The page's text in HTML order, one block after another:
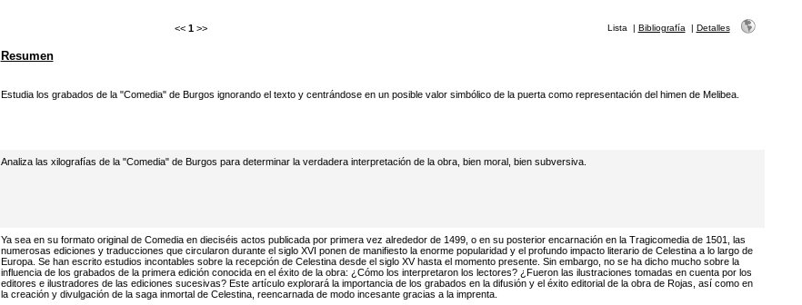
<< 1 >> Lista | Bibliografía | Detalles
Resumen
Estudia los grabados de la "Comedia" de Burgos ignorando el texto y centrándose en un posible valor simbólico de la puerta como representación del himen de Melibea.
Analiza las xilografías de la "Comedia" de Burgos para determinar la verdadera interpretación de la obra, bien moral, bien subversiva.
Ya sea en su formato original de Comedia en dieciséis actos publicada por primera vez alrededor de 1499, o en su posterior encarnación en la Tragicomedia de 1501, las
numerosas ediciones y traducciones que circularon durante el siglo XVI ponen de manifiesto la enorme popularidad y el profundo impacto literario de Celestina a lo largo de
Europa. Se han escrito estudios incontables sobre la recepción de Celestina desde el siglo XV hasta el momento presente. Sin embargo, no se ha dicho mucho sobre la
influencia de los grabados de la primera edición conocida en el éxito de la obra: ¿Cómo los interpretaron los lectores? ¿Fueron las ilustraciones tomadas en cuenta por los
editores e ilustradores de las ediciones sucesivas? Este artículo explorará la importancia de los grabados en la difusión y el éxito editorial de la obra de Rojas, así como en
la creación y divulgación de la saga inmortal de Celestina, reencarnada de modo incesante gracias a la imprenta.